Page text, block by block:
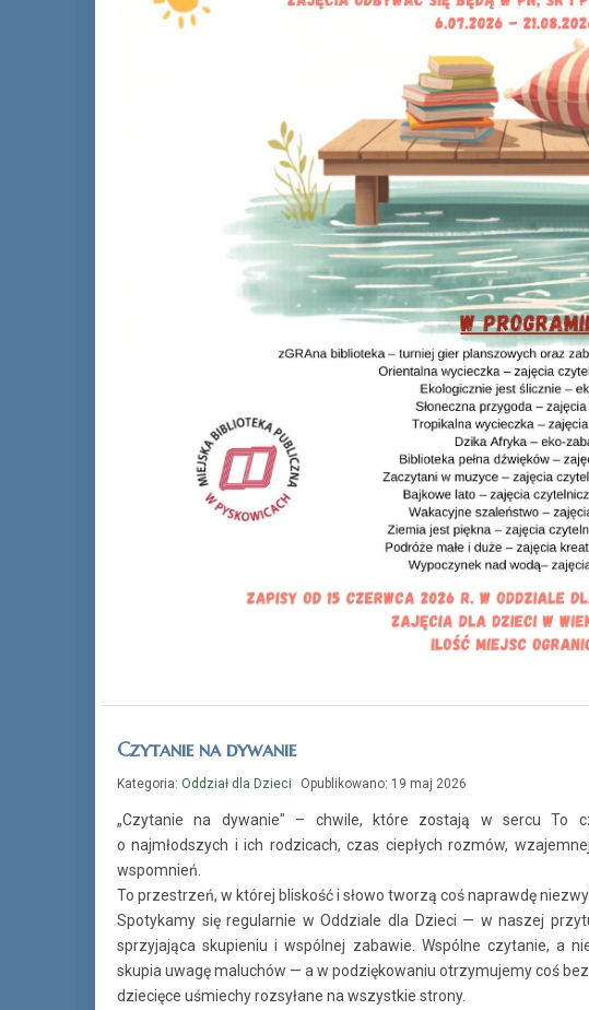
Czytanie na dywanie
Kategoria: Oddział dla Dzieci Opublikowano: 19 maj 2026
„Czytanie na dywanie" – chwile, które zostają w sercu To
o najmłodszych i ich rodzicach, czas ciepłych rozmów,
wspomnień.
To przestrzeń, w której bliskość i słowo tworzą coś naprawdę
Spotykamy się regularnie w Oddziale dla Dzieci — w naszej
sprzyjająca skupieniu i wspólnej zabawie. Wspólne czytanie, a
skupia uwagę maluchów — a w podziękowaniu otrzymujemy coś
dziecięce uśmiechy rozsyłane na wszystkie strony.